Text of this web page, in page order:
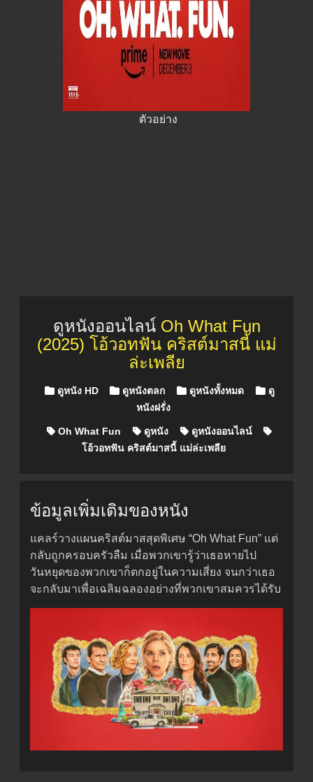
ตัวอย่าง
ดูหนังออนไลน์ Oh What Fun
(2025) โอ้วอทฟัน คริสต์มาสนี้ แม่
ล่ะเพลีย
Posted in
ดูหนัง HD ดูหนังตลก ดูหนังทั้งหมด
ดู
หนังฝรั่ง
Oh What Fun ดูหนัง
ดูหนังออนไลน์
โอ้วอทฟัน คริสต์มาสนี้ แม่ล่ะเพลีย
ข้อมูลเพิ่มเติมของหนัง
แคลร์วางแผนคริสต์มาสสุดพิเศษ “Oh What Fun” แต่
กลับถูกครอบครัวลืม เมื่อพวกเขารู้ว่าเธอหายไป
วันหยุดของพวกเขาก็ตกอยู่ในความเสี่ยง จนกว่าเธอ
จะกลับมาเพื่อเฉลิมฉลองอย่างที่พวกเขาสมควรได้รับ